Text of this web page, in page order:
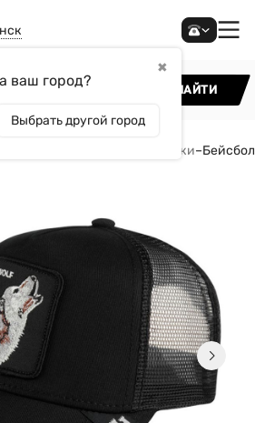
✖
ваш город?
Выбрать другой город
НАЙТИ
Кепки и бейсболки–